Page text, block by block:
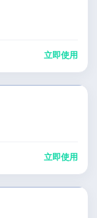
立即使用
立即使用